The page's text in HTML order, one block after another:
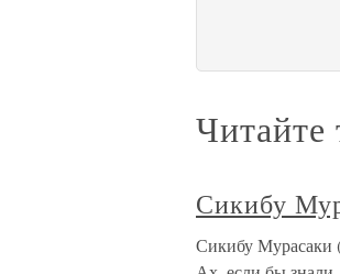
Читайте
Сикибу
Сикибу Мурасаки